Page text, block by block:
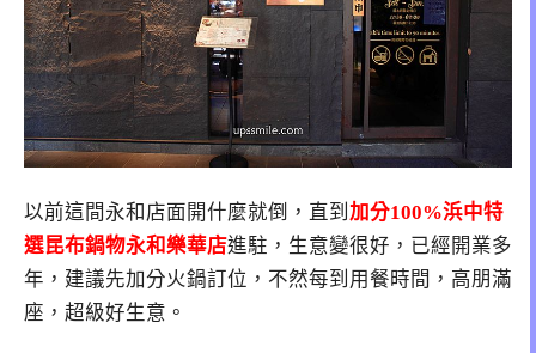
以前這間永和店面開什麼就倒，直到 加分100%浜中特
選昆布鍋物永和樂華店進駐，生意變很好，已經開業多
年，建議先加分火鍋訂位，不然每到用餐時間，高朋滿
座，超級好生意。